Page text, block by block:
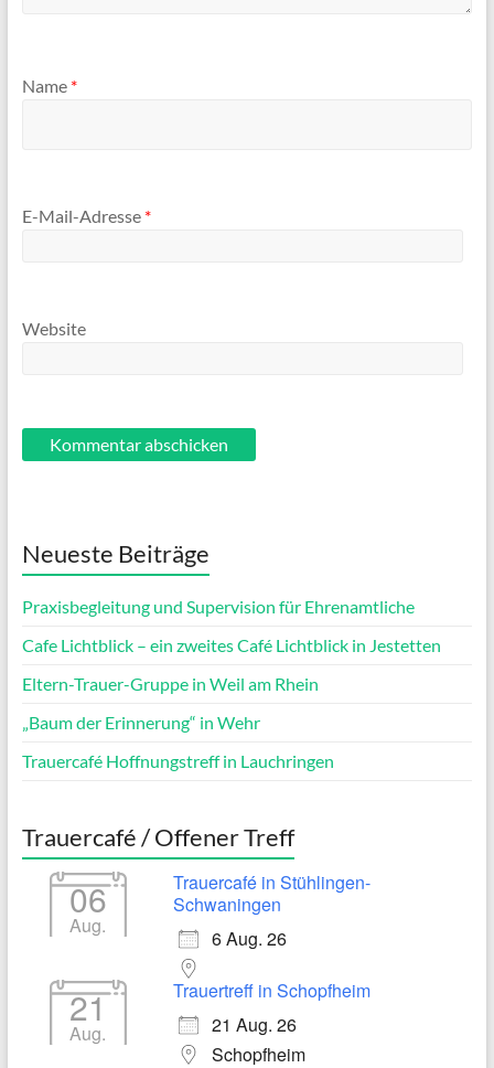
Name *
E-Mail-Adresse *
Website
Neueste Beiträge
Praxisbegleitung und Supervision für Ehrenamtliche
Cafe Lichtblick – ein zweites Café Lichtblick in Jestetten
Eltern-Trauer-Gruppe in Weil am Rhein
„Baum der Erinnerung“ in Wehr
Trauercafé Hoffnungstreff in Lauchringen
Trauercafé / Offener Treff
06
Aug.
Trauercafé in Stühlingen-
Schwaningen
6 Aug. 26
21
Aug.
Trauertreff in Schopfheim
21 Aug. 26
Schopfheim